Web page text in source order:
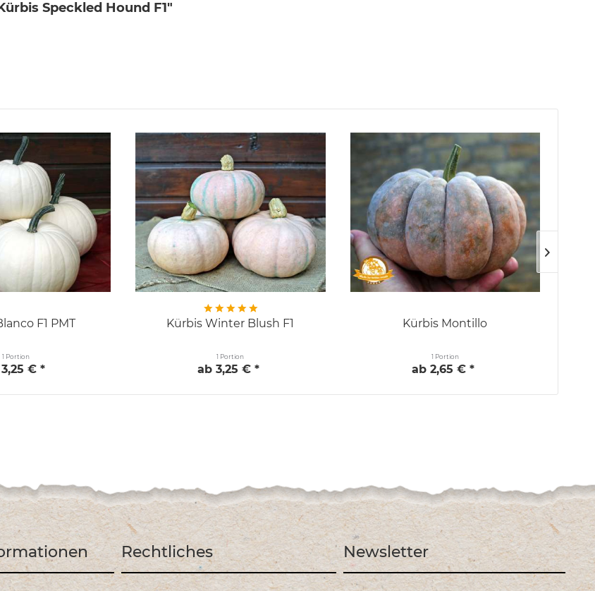
Speckled Hound F1"
F1 PMT
1 Portion
€ *
Kürbis Winter Blush F1
1 Portion
ab 3,25 € *
Kürbis Montillo
1 Portion
ab 2,65 € *
Rechtliches Newsletter